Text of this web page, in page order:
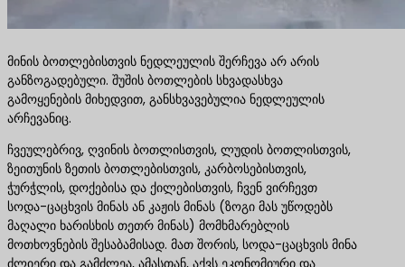
მინის ბოთლებისთვის ნედლეულის შერჩევა არ არის
განზოგადებული. შუშის ბოთლების სხვადასხვა
გამოყენების მიხედვით, განსხვავებულია ნედლეულის
არჩევანიც.
ჩვეულებრივ, ღვინის ბოთლისთვის, ლუდის ბოთლისთვის,
ზეითუნის ზეთის ბოთლებისთვის, კარბოსებისთვის,
ჭურჭლის, დოქებისა და ქილებისთვის, ჩვენ ვირჩევთ
სოდა-ცაცხვის მინას ან კაჟის მინას (ზოგი მას უწოდებს
მაღალი ხარისხის თეთრ მინას) მომხმარებლის
მოთხოვნების შესაბამისად. მათ შორის, სოდა-ცაცხვის მინა